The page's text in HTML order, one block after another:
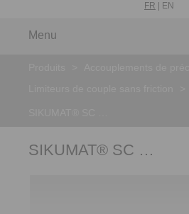
FR EN
Menu
SIKUMAT® SC …